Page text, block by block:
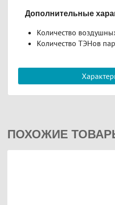
Дополнительные
Количество
Количество ТЭНов
ПОХОЖИЕ